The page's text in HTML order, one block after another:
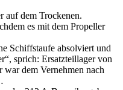
auf dem Trockenen.
es mit dem Propeller
Schiffstaufe absolviert und
sprich: Ersatzteillager von
dem Vernehmen nach